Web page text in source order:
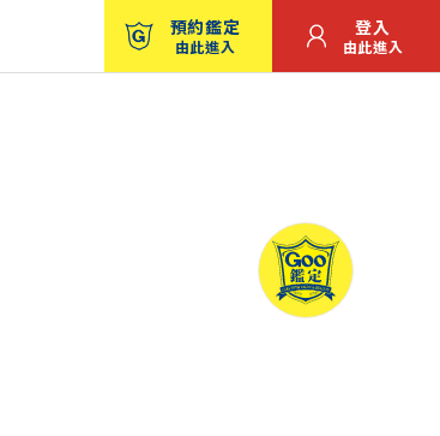
預約鑑定
由此進入
登入
由此進入